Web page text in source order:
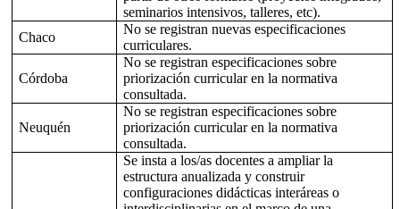
seminarios intensivos, talleres, etc).
Chaco
No se registran nuevas especificaciones
curriculares.
Córdoba
No se registran especificaciones sobre
priorización curricular en la normativa
consultada.
Neuquén
No se registran especificaciones sobre
priorización curricular en la normativa
consultada.
Se insta a los/as docentes a ampliar la
estructura anualizada y construir
configuraciones didácticas interáreas o